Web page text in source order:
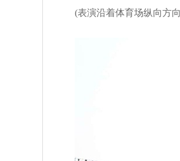
(表演沿着体育场纵向方